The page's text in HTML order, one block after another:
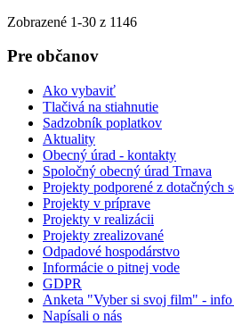
Zobrazené 1-30 z 1146
Pre občanov
Ako vybaviť
Tlačivá na stiahnutie
Sadzobník poplatkov
Aktuality
Obecný úrad - kontakty
Spoločný obecný úrad Trnava
Projekty podporené z dotačných
Projekty v príprave
Projekty v realizácii
Projekty zrealizované
Odpadové hospodárstvo
Informácie o pitnej vode
GDPR
Anketa "Vyber si svoj film" -
Napísali o nás